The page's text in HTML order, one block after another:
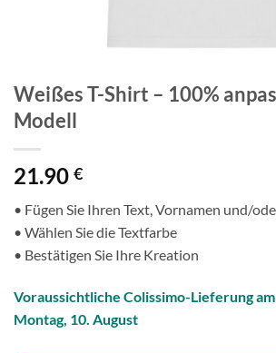
Weißes T-Shirt – 100%
Modell
21.90 €
• Fügen Sie Ihren Text, Vornamen und/
• Wählen Sie die Textfarbe
• Bestätigen Sie Ihre Kreation
Voraussichtliche Colissimo-Lieferung am
Montag, 10. August